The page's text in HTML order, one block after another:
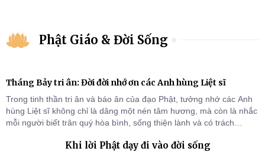
Phật Giáo & Đời Sống
Tháng Bảy tri ân: Đời đời nhớ ơn các Anh hùng Liệt sĩ
Trong tinh thần tri ân và báo ân của đạo Phật, tưởng nhớ các Anh
hùng Liệt sĩ không chỉ là dâng một nén tâm hương, mà còn là nhắc
mỗi người biết trân quý hòa bình, sống thiện lành và có trách
Khi lời Phật dạy đi vào đời sống